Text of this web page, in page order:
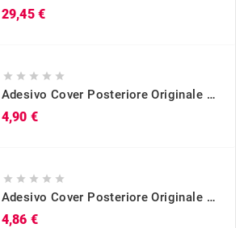
29,45 €
    
Adesivo Cover Posteriore Originale Galaxy S10 (SM-G973)
4,90 €
    
Adesivo Cover Posteriore Originale Galaxy A40 (SM-A405)
4,86 €